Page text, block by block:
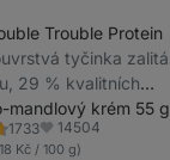
Trouble Protein
tyčinka zalitá
29 % kvalitních
konzervantů a
mandlový krém 55 g
1733Oblíbené
14504
Kč / 100 g)